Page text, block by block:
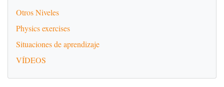
Otros Niveles
Physics exercises
Situaciones de aprendizaje
VÍDEOS